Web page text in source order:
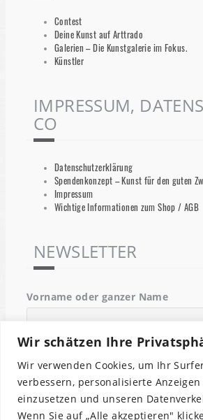
Wir schätzen Ihre
Wir verwenden Cookies, um Ihr
verbessern, personalisierte
einzusetzen und unseren
Wenn Sie auf „Alle akzeptieren"
Contest
Deine Kunst auf Arttrado
Galerien – Die Kunstgalerie im Fokus.
Künstler
IMPRESSUM,
CO
Datenschutzerklärung
Spendenkonzept – Kunst für den guten
Impressum
Wichtige Informationen zum Shop / AGB
NEWSLETTER
Vorname oder ganzer Name
Email
Indem Du fortfährst,